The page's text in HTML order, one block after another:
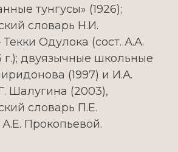
тунгусы» (1926);
словарь Н.И.
Одулока (сост. А.А.
двуязычные школьные
(1997) и И.А.
Шалугина (2003),
словарь П.Е.
Прокопьевой.